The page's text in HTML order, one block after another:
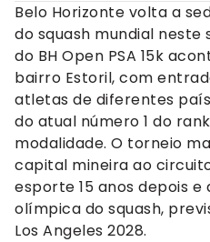
Belo Horizonte volta a
do squash mundial
do BH Open PSA 15k
bairro Estoril, com
atletas de diferentes
do atual número 1 do
modalidade. O torneio
capital mineira ao
esporte 15 anos depois
olímpica do squash,
Los Angeles 2028.